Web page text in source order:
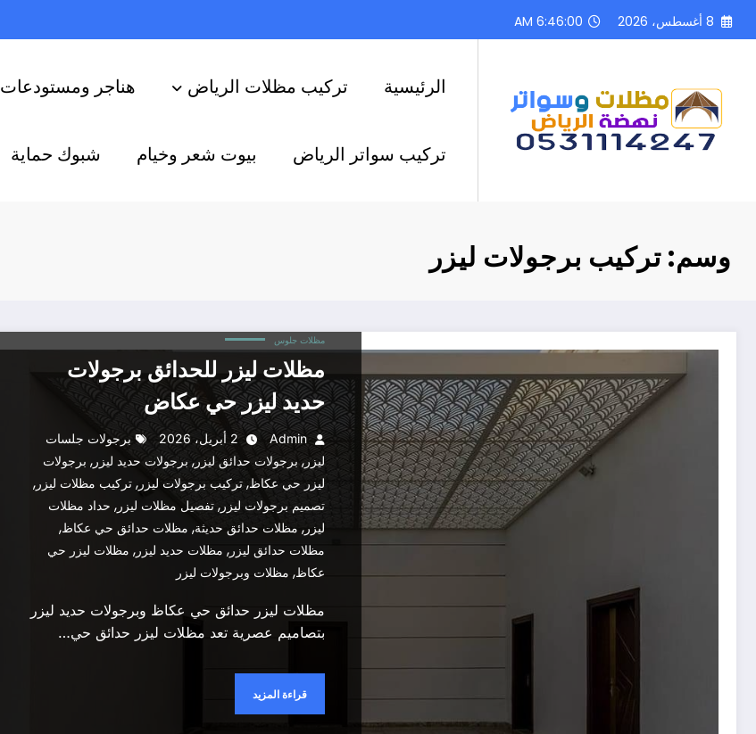
التجاوز
8 أغسطس، 2026 6:46:01 AM
الرئيسية تركيب مظلات الرياض هناجر ومستودعات
تركيب سواتر الرياض بيوت شعر وخيام شبوك حماية
وسم: تركيب برجولات ليزر
مظلات جلوس
مظلات ليزر للحدائق برجولات
حديد ليزر حي عكاض
Admin 2 أبريل، 2026
برجولات جلسات
ليزر , برجولات حدائق ليزر, برجولات حديد ليزر , برجولات
ليزر حي عكاظ, تركيب برجولات ليزر , تركيب مظلات ليزر ,
تصميم برجولات ليزر , تفصيل مظلات ليزر , حداد مظلات
ليزر , مظلات حدائق حديثة, مظلات حدائق حي عكاظ,
مظلات حدائق ليزر , مظلات حديد ليزر , مظلات ليزر حي
عكاظ, مظلات وبرجولات ليزر
مظلات ليزر حدائق حي عكاظ وبرجولات حديد ليزر
بتصاميم عصرية تعد مظلات ليزر حدائق حي…
قراءة المزيد